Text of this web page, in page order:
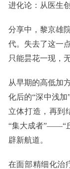
进化论：从医生
分享中，黎京雄
代。失去了这一
只能昙花一现，
从早期的高低加
化后的“深中浅加
立体打造，再到
“集大成者”——“
辟新航道。
在面部精细化治